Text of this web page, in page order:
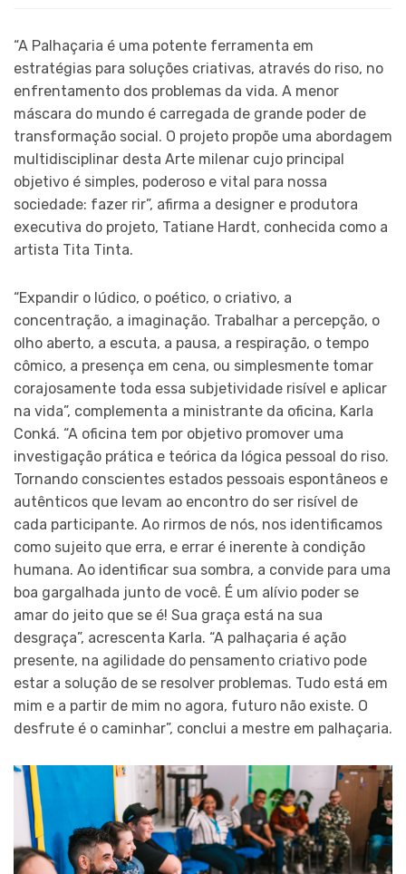
“A Palhaçaria é uma potente ferramenta em
estratégias para soluções criativas, através do riso, no
enfrentamento dos problemas da vida. A menor
máscara do mundo é carregada de grande poder de
transformação social. O projeto propõe uma abordagem
multidisciplinar desta Arte milenar cujo principal
objetivo é simples, poderoso e vital para nossa
sociedade: fazer rir”, afirma a designer e produtora
executiva do projeto, Tatiane Hardt, conhecida como a
artista Tita Tinta.
“Expandir o lúdico, o poético, o criativo, a
concentração, a imaginação. Trabalhar a percepção, o
olho aberto, a escuta, a pausa, a respiração, o tempo
cômico, a presença em cena, ou simplesmente tomar
corajosamente toda essa subjetividade risível e aplicar
na vida”, complementa a ministrante da oficina, Karla
Conká. “A oficina tem por objetivo promover uma
investigação prática e teórica da lógica pessoal do riso.
Tornando conscientes estados pessoais espontâneos e
autênticos que levam ao encontro do ser risível de
cada participante. Ao rirmos de nós, nos identificamos
como sujeito que erra, e errar é inerente à condição
humana. Ao identificar sua sombra, a convide para uma
boa gargalhada junto de você. É um alívio poder se
amar do jeito que se é! Sua graça está na sua
desgraça”, acrescenta Karla. “A palhaçaria é ação
presente, na agilidade do pensamento criativo pode
estar a solução de se resolver problemas. Tudo está em
mim e a partir de mim no agora, futuro não existe. O
desfrute é o caminhar”, conclui a mestre em palhaçaria.